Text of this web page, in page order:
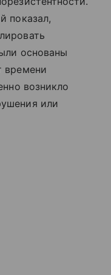
показал,
основаны
времени
возникло
или